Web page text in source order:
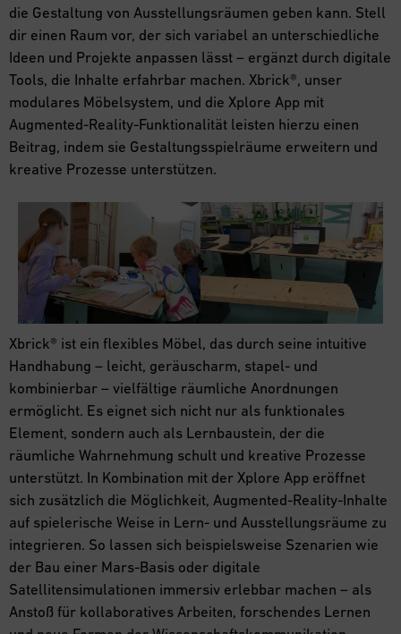
die Gestaltung von Ausstellungsräumen geben kann. Stell
dir einen Raum vor, der sich variabel an unterschiedliche
Ideen und Projekte anpassen lässt – ergänzt durch digitale
Tools, die Inhalte erfahrbar machen. Xbrick®, unser
modulares Möbelsystem, und die Xplore App mit
Augmented-Reality-Funktionalität leisten hierzu einen
Beitrag, indem sie Gestaltungsspielräume erweitern und
kreative Prozesse unterstützen.
Xbrick® ist ein flexibles Möbel, das durch seine intuitive
Handhabung – leicht, geräuscharm, stapel- und
kombinierbar – vielfältige räumliche Anordnungen
ermöglicht. Es eignet sich nicht nur als funktionales
Element, sondern auch als Lernbaustein, der die
räumliche Wahrnehmung schult und kreative Prozesse
unterstützt. In Kombination mit der Xplore App eröffnet
sich zusätzlich die Möglichkeit, Augmented-Reality-Inhalte
auf spielerische Weise in Lern- und Ausstellungsräume zu
integrieren. So lassen sich beispielsweise Szenarien wie
der Bau einer Mars-Basis oder digitale
Satellitensimulationen immersiv erlebbar machen – als
Anstoß für kollaboratives Arbeiten, forschendes Lernen